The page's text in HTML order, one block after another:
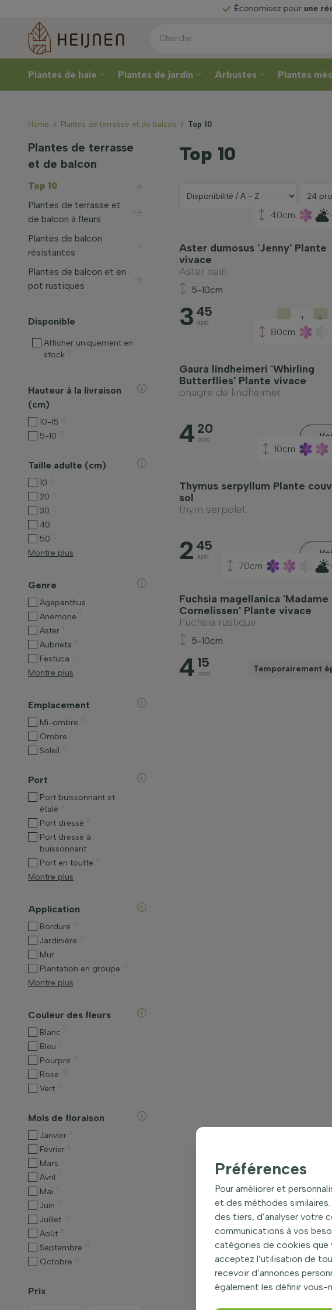
Économisez pourune réduction
Plantes de haie Plantes de jardin Arbustes Plantes
Home Plantes de terrasse et de balcon Top 10
Plantes de terrasse
et de balcon
Top 10
Plantes de terrasse et
de balcon à fleurs
Plantes de balcon
résistantes
Plantes de balcon et en
pot rustiques
Disponible
Afficher uniquement en
stock
Hauteur à la livraison
(cm)
10-15
5-10
Taille adulte (cm)
10
20
30
40
50
Montre plus
Genre
Agapanthus
Anemone
Aster
Aubrieta
Festuca
Montre plus
Emplacement
Mi-ombre
Ombre
Soleil
Port
Port buissonnant et
étalé
Port dressé
Port dressé à
buissonnant
Port en touffe
Montre plus
Application
Bordure
Jardinière
Mur
Plantation en groupe
Montre plus
Couleur des fleurs
Blanc
Bleu
Pourpre
Rose
Vert
Mois de floraison
Janvier
Février
Mars
Avril
Mai
Juin
Juillet
Août
Septembre
Octobre
Prix
Top 10
40cm
Aster dumosus 'Jenny' Plante
vivace
Aster nain
5-10cm
3 45
apd - +
80cm
Gaura lindheimeri 'Whirling
Butterflies' Plante vivace
onagre de lindheimer
4 20
apd
10cm
Thymus serpyllum Plante
sol
thym serpolet
2 45
apd
70cm
Fuchsia magellanica 'Madame
Cornelissen' Plante vivace
Fuchsia rustique
5-10cm
4 15
apd Temporairement
Préférences
Pour améliorer et
et des méthodes
des tiers, d’analyser votre
communications à vos
catégories de cookies que
acceptez l’utilisation de
recevoir d’annonces
également les définir vous-